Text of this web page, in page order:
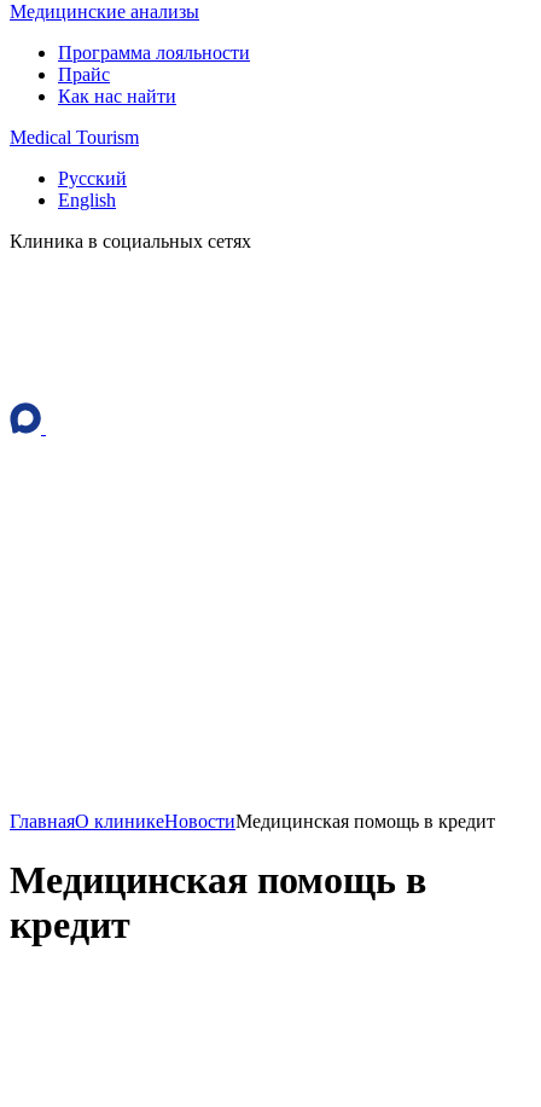
Медицинские анализы
Программа лояльности
Прайс
Как нас найти
Medical Tourism
Русский
English
Клиника в социальных сетях
ГлавнаяО клиникеНовостиМедицинская помощь в кредит
Медицинская помощь в
кредит